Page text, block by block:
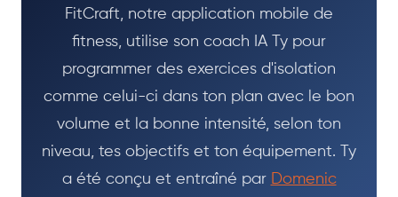
FitCraft, notre application mobile de
fitness, utilise son coach IA Ty pour
programmer des exercices d'isolation
comme celui-ci dans ton plan avec le bon
volume et la bonne intensité, selon ton
niveau, tes objectifs et ton équipement. Ty
a été conçu et entraîné par
Domenic